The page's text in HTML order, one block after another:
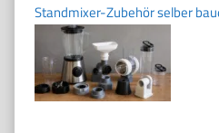
Standmixer-Zubehör selber